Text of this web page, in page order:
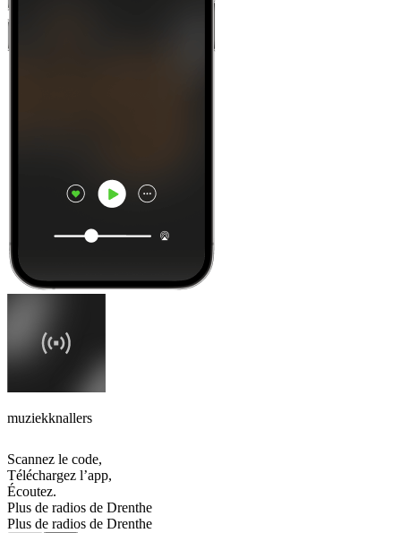
muziekknallers
Scannez le code,
Téléchargez l’app,
Écoutez.
Plus de radios de Drenthe
Plus de radios de Drenthe